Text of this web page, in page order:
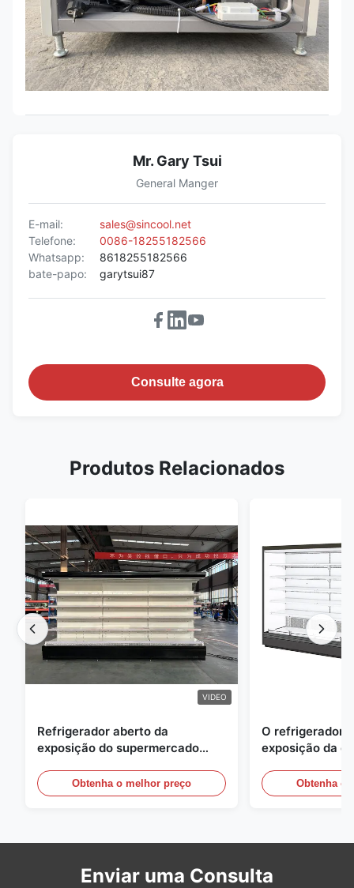
Mr. Gary Tsui
General Manger
E-mail:
sales@sincool.net
Telefone:
0086-18255182566
Whatsapp:
8618255182566
bate-papo:
garytsui87
Consulte agora
Produtos Relacionados
VIDEO
Refrigerador aberto da
exposição do supermercado
iluminação do diodo emissor de
luz
Obtenha o melhor preço
O refrigerador
exposição da
vitrinasObtenha o
Enviar uma Consulta